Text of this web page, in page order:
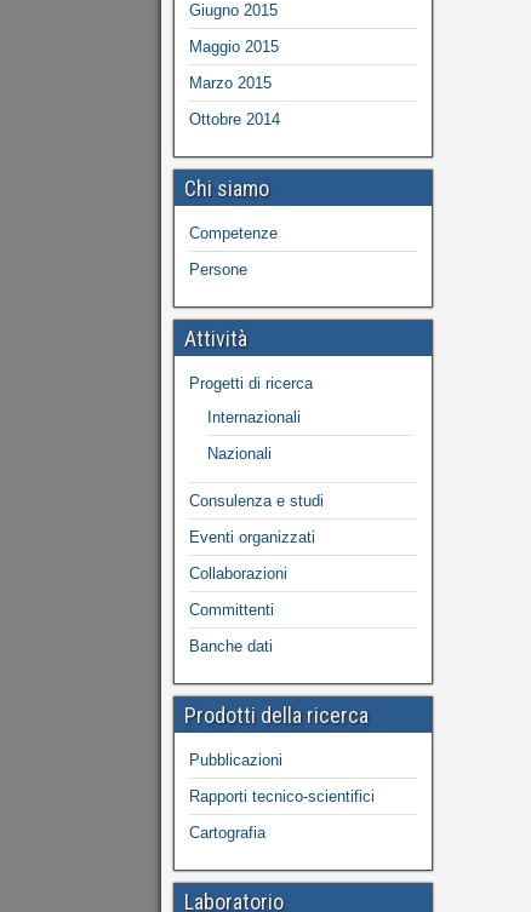
Giugno 2015
Maggio 2015
Marzo 2015
Ottobre 2014
Chi siamo
Competenze
Persone
Attività
Progetti di ricerca
Internazionali
Nazionali
Consulenza e studi
Eventi organizzati
Collaborazioni
Committenti
Banche dati
Prodotti della ricerca
Pubblicazioni
Rapporti tecnico-scientifici
Cartografia
Laboratorio